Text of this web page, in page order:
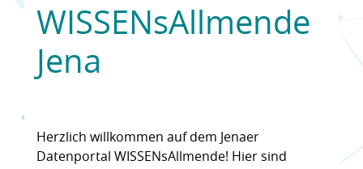
WISSENsAllmende
Jena
Herzlich willkommen auf dem Jenaer
Datenportal WISSENsAllmende! Hier sind